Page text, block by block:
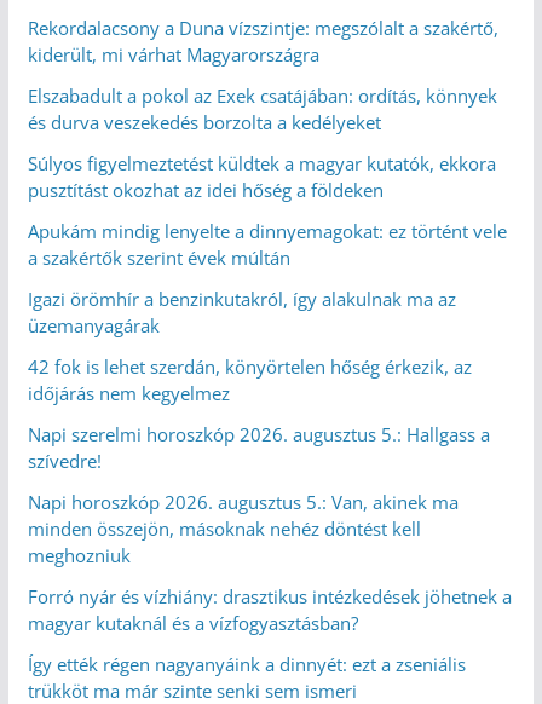
Rekordalacsony a Duna vízszintje: megszólalt a szakértő,
kiderült, mi várhat Magyarországra
Elszabadult a pokol az Exek csatájában: ordítás, könnyek
és durva veszekedés borzolta a kedélyeket
Súlyos figyelmeztetést küldtek a magyar kutatók, ekkora
pusztítást okozhat az idei hőség a földeken
Apukám mindig lenyelte a dinnyemagokat: ez történt vele
a szakértők szerint évek múltán
Igazi örömhír a benzinkutakról, így alakulnak ma az
üzemanyagárak
42 fok is lehet szerdán, könyörtelen hőség érkezik, az
időjárás nem kegyelmez
Napi szerelmi horoszkóp 2026. augusztus 5.: Hallgass a
szívedre!
Napi horoszkóp 2026. augusztus 5.: Van, akinek ma
minden összejön, másoknak nehéz döntést kell
meghozniuk
Forró nyár és vízhiány: drasztikus intézkedések jöhetnek a
magyar kutaknál és a vízfogyasztásban?
Így ették régen nagyanyáink a dinnyét: ezt a zseniális
trükköt ma már szinte senki sem ismeri